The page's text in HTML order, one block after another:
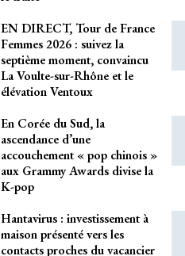
EN DIRECT, Tour de France
Femmes 2026 : suivez la
septième moment, convaincu
La Voulte-sur-Rhône et le
élévation Ventoux
En Corée du Sud, la
ascendance d’une
accouchement « pop chinois »
aux Grammy Awards divise la
K-pop
Hantavirus : investissement à
maison présenté vers les
contacts proches du vacancier